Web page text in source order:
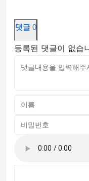
댓글 0
등록된 댓글이 없습